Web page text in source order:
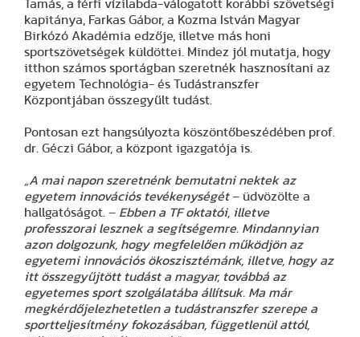
Tamás, a férfi vízilabda-válogatott korábbi szövetségi
kapitánya, Farkas Gábor, a Kozma István Magyar
Birkózó Akadémia edzője, illetve más honi
sportszövetségek küldöttei. Mindez jól mutatja, hogy
itthon számos sportágban szeretnék hasznosítani az
egyetem Technológia- és Tudástranszfer
Központjában összegyűlt tudást.
Pontosan ezt hangsúlyozta köszöntőbeszédében prof.
dr. Géczi Gábor, a központ igazgatója is.
„A mai napon szeretnénk bemutatni nektek az
egyetem innovációs tevékenységét– üdvözölte a
hallgatóságot. – Ebben a TF oktatói, illetve
professzorai lesznek a segítségemre. Mindannyian
azon dolgozunk, hogy megfelelően működjön az
egyetemi innovációs ökoszisztémánk, illetve, hogy az
itt összegyűjtött tudást a magyar, továbbá az
egyetemes sport szolgálatába állítsuk. Ma már
megkérdőjelezhetetlen a tudástranszfer szerepe a
sportteljesítmény fokozásában, függetlenül attól,